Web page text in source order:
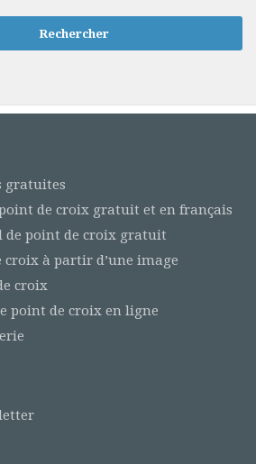
gratuites
de croix gratuit et en français
de point de croix gratuit
à partir d’une image
croix
point de croix en ligne